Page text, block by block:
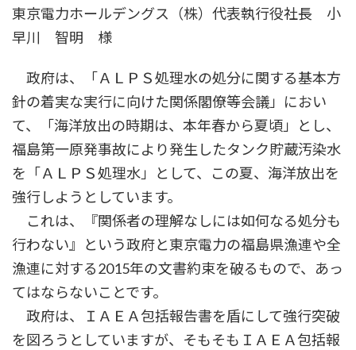
東京電力ホールデングス（株）代表執行役社長 小
早川 智明 様
政府は、「ＡＬＰＳ処理水の処分に関する基本方
針の着実な実行に向けた関係閣僚等会議」におい
て、「海洋放出の時期は、本年春から夏頃」とし、
福島第一原発事故により発生したタンク貯蔵汚染水
を「ＡＬＰＳ処理水」として、この夏、海洋放出を
強行しようとしています。
これは、『関係者の理解なしには如何なる処分も
行わない』という政府と東京電力の福島県漁連や全
漁連に対する2015年の文書約束を破るもので、あっ
てはならないことです。
政府は、ＩＡＥＡ包括報告書を盾にして強行突破
を図ろうとしていますが、そもそもＩＡＥＡ包括報